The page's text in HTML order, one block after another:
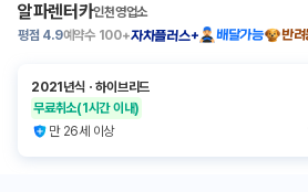
알파렌터카인천영업소
평점 4.9예약수 100+자차플러스+ 배달가능 반려
2021년식 ㆍ하이브리드
무료취소(1시간 이내)
만 26세 이상